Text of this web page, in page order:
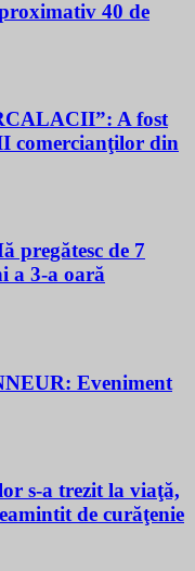
40 de
A fost
comercianţilor din
pregătesc de 7
a 3-a oară
Eveniment
s-a trezit la viaţă,
de curăţenie